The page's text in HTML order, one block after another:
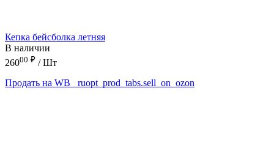
Кепка бейсболка летняя
В наличии
26000 ₽ / Шт
Продать на WB
_ruopt_prod_tabs.sell_on_ozon